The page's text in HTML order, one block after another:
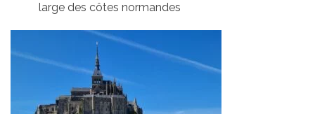
large des côtes normandes